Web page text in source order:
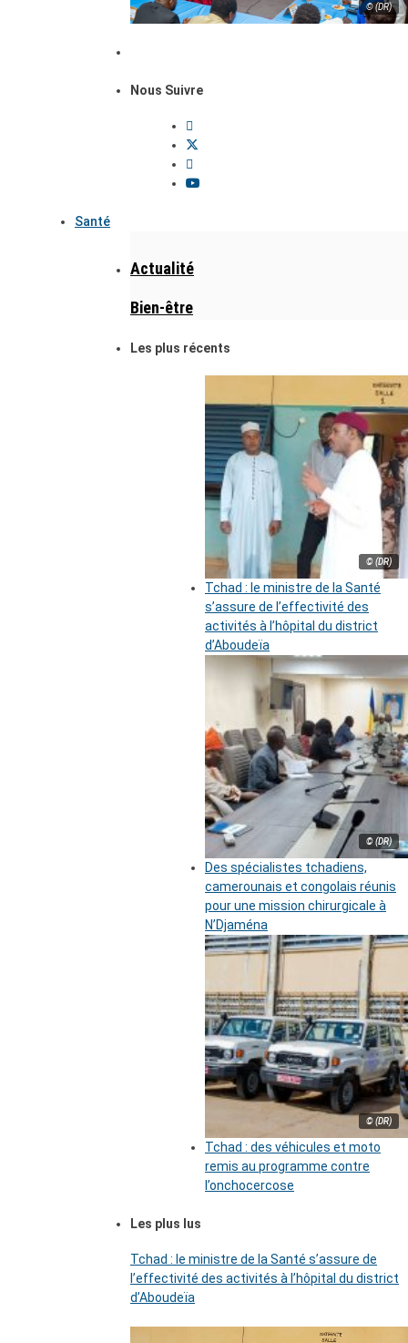
© (DR)
Nous Suivre
Santé
Actualité
Bien-être
Les plus récents
© (DR)
Tchad : le ministre de la Santé
s’assure de l’effectivité des
activités à l’hôpital du district
d’Aboudeïa
© (DR)
Des spécialistes tchadiens,
camerounais et congolais réunis
pour une mission chirurgicale à
N’Djaména
© (DR)
Tchad : des véhicules et moto
remis au programme contre
l’onchocercose
Les plus lus
Tchad : le ministre de la Santé s’assure de
l’effectivité des activités à l’hôpital du district
d’Aboudeïa